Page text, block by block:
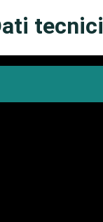
tecnici